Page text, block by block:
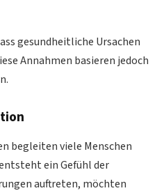
gesundheitliche Ursachen
Annahmen basieren jedoch
begleiten viele Menschen
ein Gefühl der
auftreten, möchten